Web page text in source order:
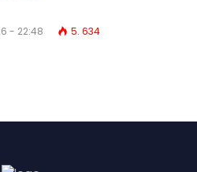
- 22:48 5. 634